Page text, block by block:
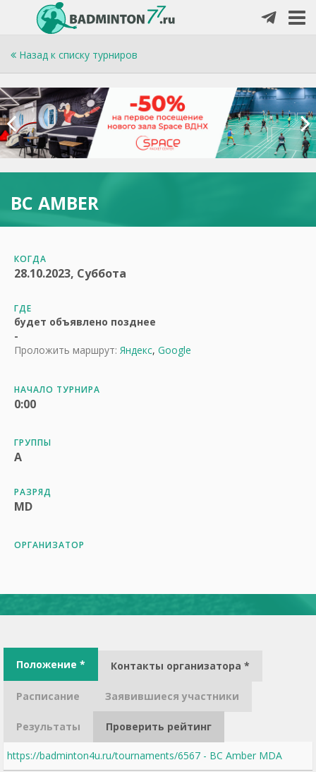
Назад к списку турниров
BC AMBER
КОГДА
28.10.2023, Суббота
ГДЕ
будет объявлено позднее
-
Проложить маршрут: Яндекс, Google
НАЧАЛО ТУРНИРА
0:00
ГРУППЫ
A
РАЗРЯД
MD
ОРГАНИЗАТОР
Положение * Контакты организатора *
Расписание Заявившиеся участники
Результаты Проверить рейтинг
https://badminton4u.ru/tournaments/6567 - BC Amber MDA